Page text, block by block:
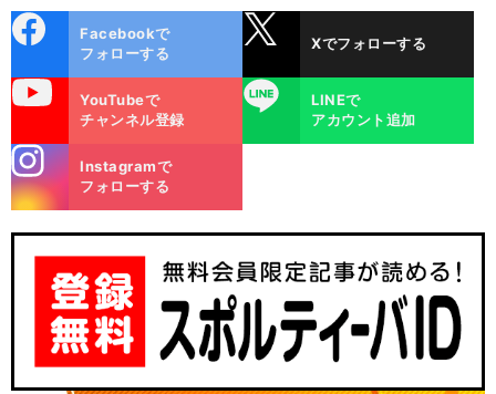
ok
Facebookで
フォローする
Xでフォローする
YouTubeで
チャンネル登録
LINE
LINEで
アカウント追加
m
Instagramで
フォローする